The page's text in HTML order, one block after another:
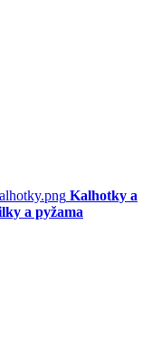
Kalhotky a
a pyžama